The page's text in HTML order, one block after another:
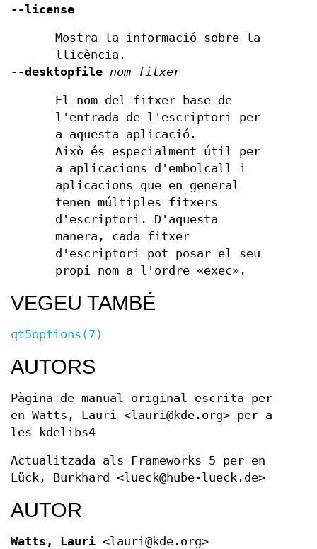
--license
Mostra la informació sobre la
llicència.
--desktopfile nom fitxer
El nom del fitxer base de
l'entrada de l'escriptori per
a aquesta aplicació.
Això és especialment útil per
a aplicacions d'embolcall i
aplicacions que en general
tenen múltiples fitxers
d'escriptori. D'aquesta
manera, cada fitxer
d'escriptori pot posar el seu
propi nom a l'ordre «exec».
VEGEU TAMBÉ
qt5options(7)
AUTORS
Pàgina de manual original escrita per
en Watts, Lauri <lauri@kde.org> per a
les kdelibs4
Actualitzada als Frameworks 5 per en
Lück, Burkhard <lueck@hube-lueck.de>
AUTOR
Watts, Lauri <lauri@kde.org>